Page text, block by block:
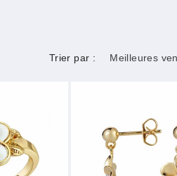
Trier par :